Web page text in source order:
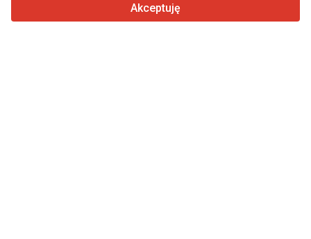
Akceptuję